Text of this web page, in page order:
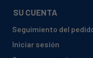
BAUKNECHT, WAPC
SU CUENTA
Seguimiento del
Iniciar sesión